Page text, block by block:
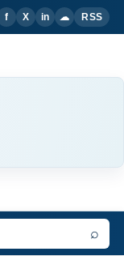
f X in ☁ RSS
⌕